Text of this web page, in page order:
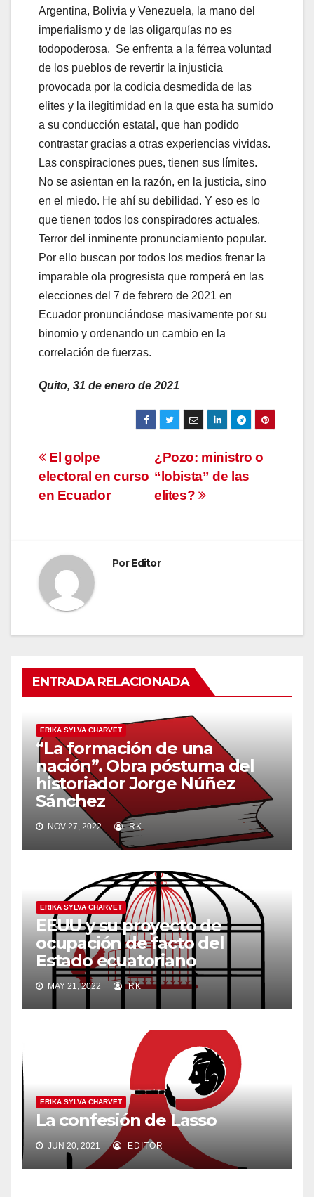
Argentina, Bolivia y Venezuela, la mano del
imperialismo y de las oligarquías no es
todopoderosa. Se enfrenta a la férrea voluntad
de los pueblos de revertir la injusticia
provocada por la codicia desmedida de las
elites y la ilegitimidad en la que esta ha sumido
a su conducción estatal, que han podido
contrastar gracias a otras experiencias vividas.
Las conspiraciones pues, tienen sus límites.
No se asientan en la razón, en la justicia, sino
en el miedo. He ahí su debilidad. Y eso es lo
que tienen todos los conspiradores actuales.
Terror del inminente pronunciamiento popular.
Por ello buscan por todos los medios frenar la
imparable ola progresista que romperá en las
elecciones del 7 de febrero de 2021 en
Ecuador pronunciándose masivamente por su
binomio y ordenando un cambio en la
correlación de fuerzas.
Quito, 31 de enero de 2021
Navegación
de
¿Pozo: ministro o
“lobista” de las
elites?
El golpe
electoral en curso
en Ecuador
PorEditor
ENTRADA RELACIONADA
ERIKA SYLVA CHARVET
“La formación de una
nación”. Obra póstuma del
historiador Jorge Núñez
Sánchez
NOV 27, 2022 RK
ERIKA SYLVA CHARVET
EEUU y su proyecto de
ocupación de facto del
Estado ecuatoriano
MAY 21, 2022 RK
ERIKA SYLVA CHARVET
La confesión de Lasso
JUN 20, 2021 EDITOR